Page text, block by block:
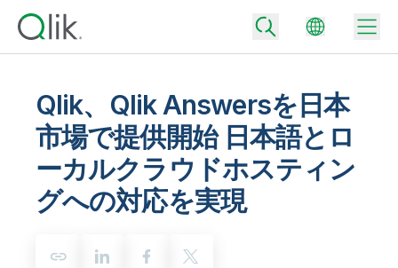
Back
Qlik が選ばれる理由
Back
Back
データ統合とデータ品質の価格
Back
Qlik、Qlik Answersを日本
市場で提供開始 日本語とロ
ーカルクラウドホスティン
グへの対応を実現